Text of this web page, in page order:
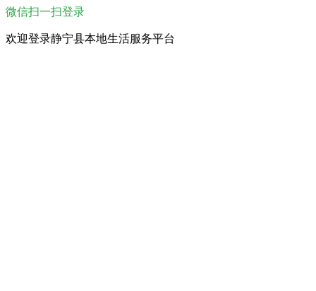
微信扫一扫登录
欢迎登录静宁县本地生活服务平台